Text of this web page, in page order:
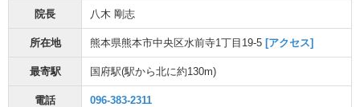
院長 八木 剛志
所在地 熊本県熊本市中央区水前寺1丁目19-5 [アクセス]
最寄駅 国府駅(駅から北に約130m)
電話 096-383-2311